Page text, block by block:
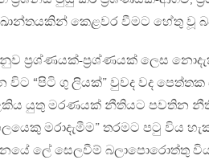
කෙළවර වීමට හේතු වූ
ප්‍රශ්ණයක්-ප්‍රශ්ණයක් ලෙස
විට “පිටි ගු ලියක්” වුවද වද
යුතු මරණයක් නීතියට පවතින
මරාදැමීම” තරමට පටු විය
ලේ සෙලවීම් බලාපොරොත්තු